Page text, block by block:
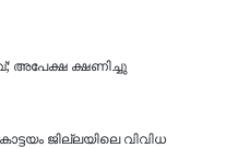
അപേക്ഷ ക്ഷണിച്ചു
ജില്ലയിലെ വിവിധ